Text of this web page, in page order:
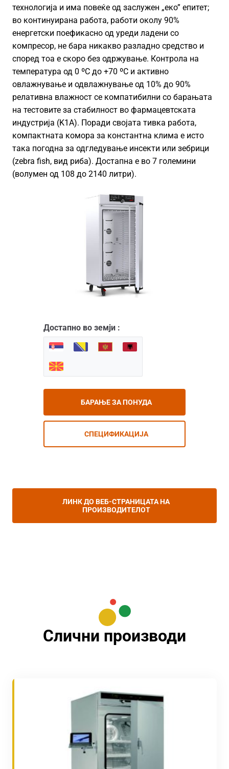
технологија и има повеќе од заслужен „еко” епитет;
во континуирана работа, работи околу 90%
енергетски поефикасно од уреди ладени со
компресор, не бара никакво разладно средство и
според тоа е скоро без одржување. Контрола на
температура од 0 ºC до +70 ºC и активно
овлажнување и одвлажнување од 10% до 90%
релативна влажност се компатибилни со барањата
на тестовите за стабилност во фармацевтската
индустрија (K1A). Поради својата тивка работа,
компактната комора за константна клима е исто
така погодна за одгледување инсекти или зебрици
(zebra fish, вид риба). Достапна е во 7 големини
(волумен од 108 до 2140 литри).
Достапно во земји :
БАРАЊЕ ЗА ПОНУДА
СПЕЦИФИКАЦИЈА
ЛИНК ДО ВЕБ-СТРАНИЦАТА НА
ПРОИЗВОДИТЕЛОТ
Слични производи